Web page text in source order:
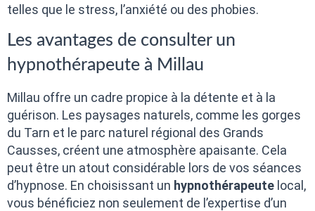
telles que le stress, l’anxiété ou des phobies.
Les avantages de consulter un
hypnothérapeute à Millau
Millau offre un cadre propice à la détente et à la
guérison. Les paysages naturels, comme les gorges
du Tarn et le parc naturel régional des Grands
Causses, créent une atmosphère apaisante. Cela
peut être un atout considérable lors de vos séances
d’hypnose. En choisissant un hypnothérapeute local,
vous bénéficiez non seulement de l’expertise d’un